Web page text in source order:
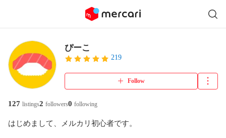
ぴーこ
219
Follow
127 listings2 followers0 following
はじめまして、メルカリ初心者です。